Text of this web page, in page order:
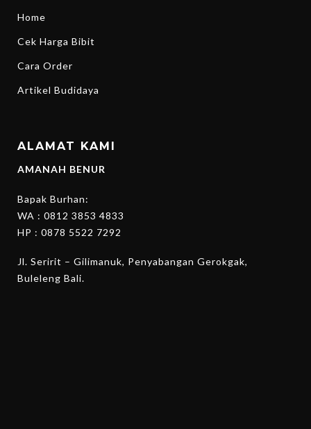
Home
Cek Harga Bibit
Cara Order
Artikel Budidaya
ALAMAT KAMI
AMANAH BENUR
Bapak Burhan:
WA : 0812 3853 4833
HP : 0878 5522 7292
Jl. Seririt – Gilimanuk, Penyabangan Gerokgak,
Buleleng Bali.